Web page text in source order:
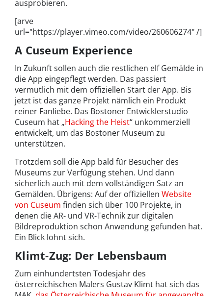
ausprobieren.
[arve
url="https://player.vimeo.com/video/260606274" /]
A Cuseum Experience
In Zukunft sollen auch die restlichen elf Gemälde in
die App eingepflegt werden. Das passiert
vermutlich mit dem offiziellen Start der App. Bis
jetzt ist das ganze Projekt nämlich ein Produkt
reiner Fanliebe. Das Bostoner Entwicklerstudio
Cuseum hat „Hacking the Heist“ unkommerziell
entwickelt, um das Bostoner Museum zu
unterstützen.
Trotzdem soll die App bald für Besucher des
Museums zur Verfügung stehen. Und dann
sicherlich auch mit dem vollständigen Satz an
Gemälden. Übrigens: Auf der offiziellen Website
von Cuseum finden sich über 100 Projekte, in
denen die AR- und VR-Technik zur digitalen
Bildreproduktion schon Anwendung gefunden hat.
Ein Blick lohnt sich.
Klimt-Zug: Der Lebensbaum
Zum einhundertsten Todesjahr des
österreichischen Malers Gustav Klimt hat sich das